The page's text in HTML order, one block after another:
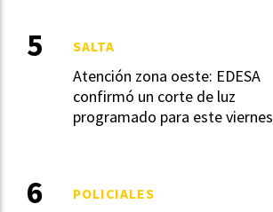
Atención zona oeste: EDESA
confirmó un corte de luz
programado para este viernes
SALTA
POLICIALES